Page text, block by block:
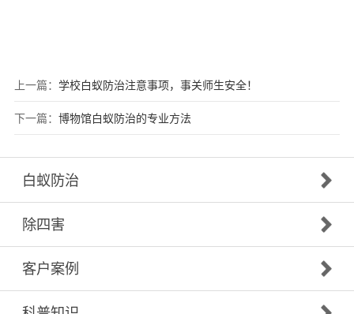
上一篇： 学校白蚁防治注意事项，事关师生安全！
下一篇： 博物馆白蚁防治的专业方法
白蚁防治
除四害
客户案例